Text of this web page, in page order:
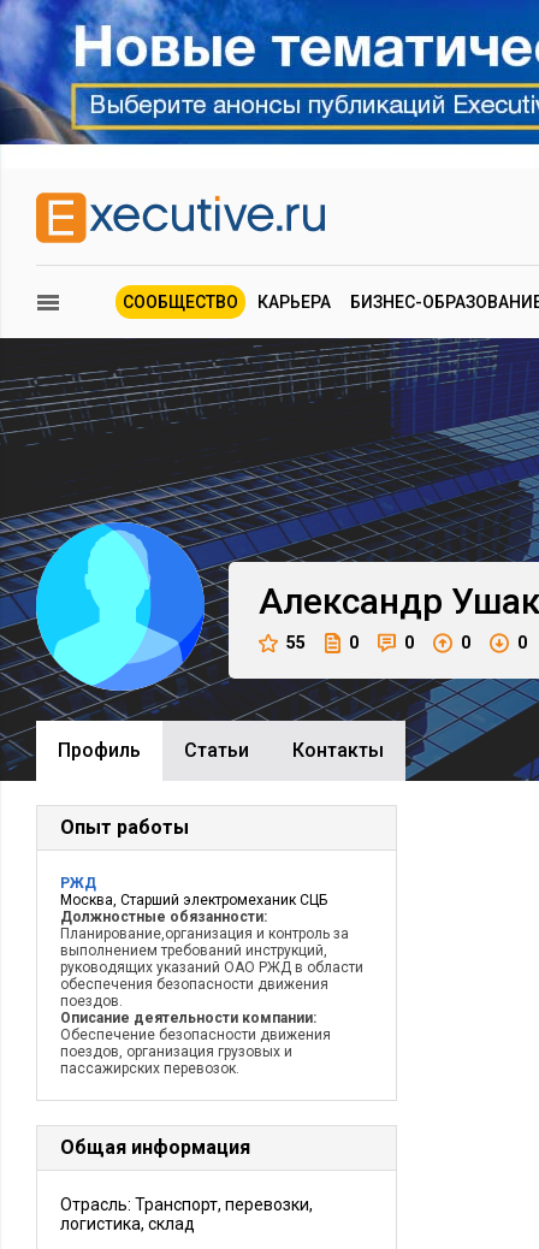
СООБЩЕСТВО КАРЬЕРА БИЗНЕС-
Александр
55 0 0 0 0
Профиль Cтатьи Контакты
Опыт работы
РЖД
Москва, Старший электромеханик СЦБ
Должностные обязанности:
Планирование,организация и контроль за
выполнением требований инструкций,
руководящих указаний ОАО РЖД в области
обеспечения безопасности движения
поездов.
Описание деятельности компании:
Обеспечение безопасности движения
поездов, организация грузовых и
пассажирских перевозок.
Общая информация
Отрасль: Транспорт, перевозки,
логистика, склад